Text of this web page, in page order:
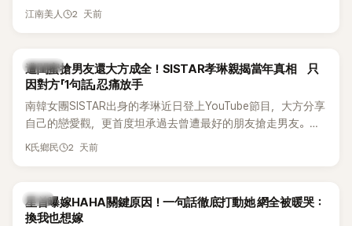
行動。不過，A並未停止發聲，持續透過社群平台公開爆料，反
的錄音內容，而A也首度承認自己過去曾是SHINee、NCT等偶
像團體的「站姐」，事件持續延燒。
江南美人 2 天前
K-POP
遭閨蜜搶男友還大方成全！SISTAR孝琳親揭當年真相 只
因對方「1句話」忍痛放手
南韓女團SISTAR出身的孝琳近日登上YouTube節目，大方分享
自己的戀愛觀，更首度坦承過去曾遭最好的朋友搶走男友。她
表示，當時選擇瀟灑放手，但如果同樣的事情現在再發生，「我
K氏鄉民 2 天前
韓星
星首曝嫁HAHA關鍵原因！一句話徹底打動她 網全被暖哭：
換我也想嫁